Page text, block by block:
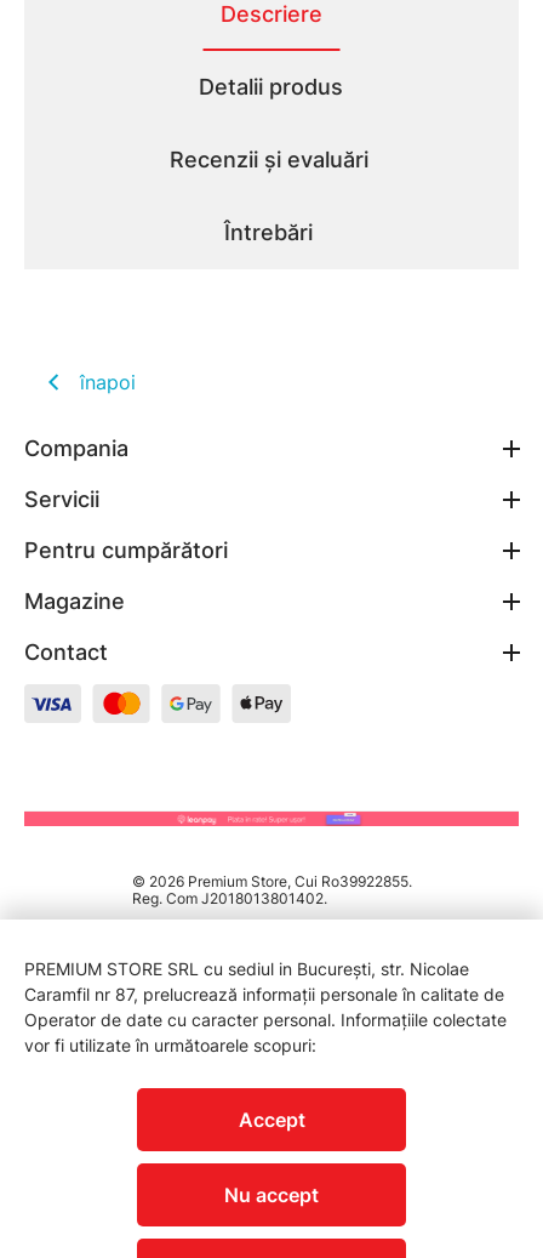
Descriere
Detalii produs
Recenzii și evaluări
Întrebări
înapoi
Compania
Servicii
Pentru cumpărători
Magazine
Contact
© 2026 Premium Store, Cui Ro39922855.
Reg. Com J2018013801402.
PREMIUM STORE SRL cu sediul in București, str. Nicolae
Caramfil nr 87, prelucrează informații personale în calitate de
Operator de date cu caracter personal. Informațiile colectate
vor fi utilizate în următoarele scopuri:
Accept
Nu accept